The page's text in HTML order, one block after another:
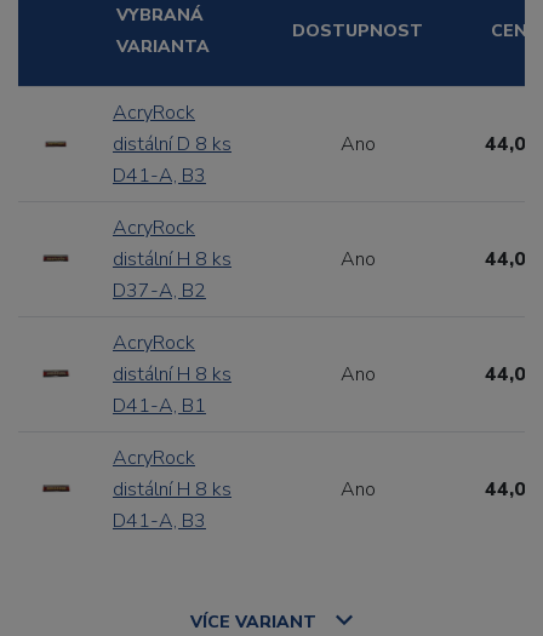
VYBRANÁ
VARIANTA
DOSTUPNOST CENA
AcryRock
distální D 8 ks
D41-A, B3
Ano 44,00
AcryRock
distální H 8 ks
D37-A, B2
Ano 44,00
AcryRock
distální H 8 ks
D41-A, B1
Ano 44,00
AcryRock
distální H 8 ks
D41-A, B3
Ano 44,00
VÍCE VARIANT